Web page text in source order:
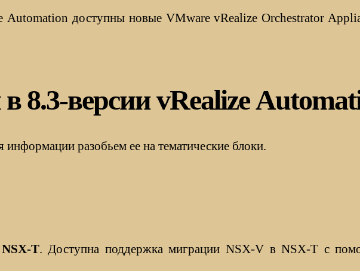
Automation доступны новые VMware vRealize Orchestrator
8.3-версии vRealize
информации разобьем ее на тематические блоки.
T. Доступна поддержка миграции NSX-V в NSX-T с